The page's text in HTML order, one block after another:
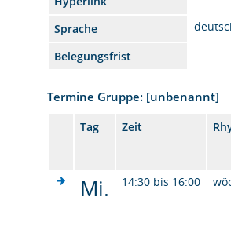
Sprache
Belegungsfrist
Termine Gruppe: [unbenannt]
Tag Zeit
Mi. 14:30 bis 16:00